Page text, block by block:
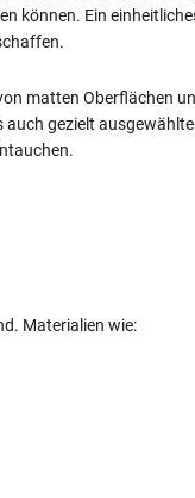
können. Ein
matten Oberflächen
gezielt
Materialien wie: